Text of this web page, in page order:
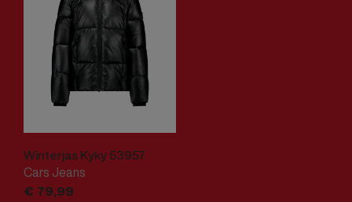
Winterjas Kyky 53957
Cars Jeans
€ 79,99